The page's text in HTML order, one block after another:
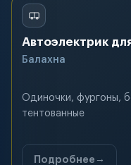
Автоэлектрик
Балахна
Одиночки, фургоны,
тентованные
Подробнее